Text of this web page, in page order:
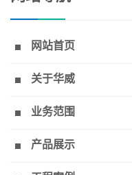
网站首页
关于华威
业务范围
产品展示